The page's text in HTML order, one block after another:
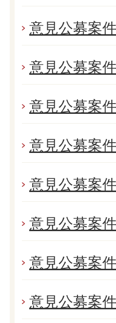
意見公募案
意見公募案
意見公募案
意見公募案
意見公募案
意見公募案
意見公募案
意見公募案